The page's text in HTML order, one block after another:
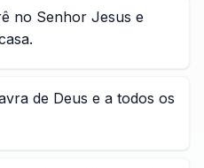
no Senhor Jesus e
de Deus e a todos os